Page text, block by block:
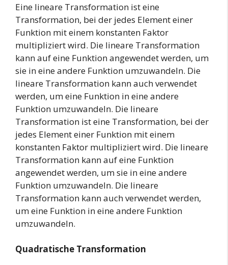
Eine lineare Transformation ist eine
Transformation, bei der jedes Element einer
Funktion mit einem konstanten Faktor
multipliziert wird. Die lineare Transformation
kann auf eine Funktion angewendet werden, um
sie in eine andere Funktion umzuwandeln. Die
lineare Transformation kann auch verwendet
werden, um eine Funktion in eine andere
Funktion umzuwandeln. Die lineare
Transformation ist eine Transformation, bei der
jedes Element einer Funktion mit einem
konstanten Faktor multipliziert wird. Die lineare
Transformation kann auf eine Funktion
angewendet werden, um sie in eine andere
Funktion umzuwandeln. Die lineare
Transformation kann auch verwendet werden,
um eine Funktion in eine andere Funktion
umzuwandeln.
Quadratische Transformation